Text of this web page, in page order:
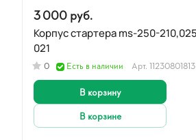
3 000 руб.
Корпус стартера ms-250-210,025-
021
0 Есть в наличии Арт. 11230801813
В корзину
В корзине